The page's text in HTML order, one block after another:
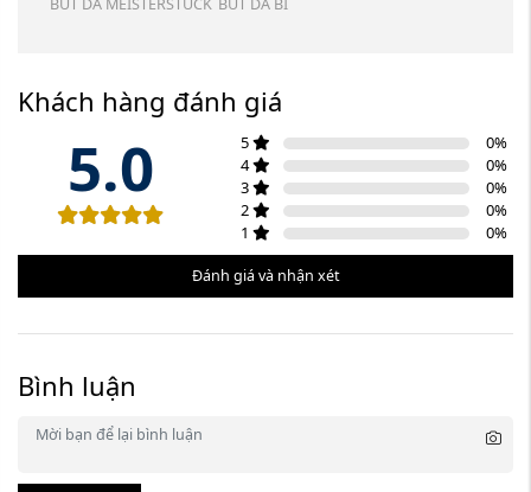
BUT DA MEISTERSTUCK BUT DA BI
Khách hàng đánh giá
5.0 5 0%
4
0%
3
0%
2
0%
1
0%
Đánh giá và nhận xét
Bình luận